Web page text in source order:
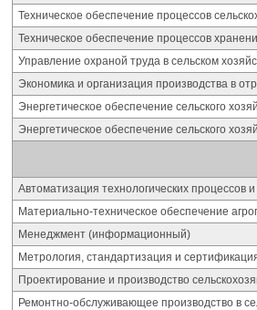
Техническое обеспечение процессов
Техническое обеспечение процессов
Управление охраной труда в сельском
Экономика и организация производства в
Энергетическое обеспечение сельского
Энергетическое обеспечение сельского
Автоматизация технологических процессов
Материально-техническое обеспечение
Менеджмент (информационный)
Метрология, стандартизация и
Проектирование и производство
Ремонтно-обслуживающее производство в